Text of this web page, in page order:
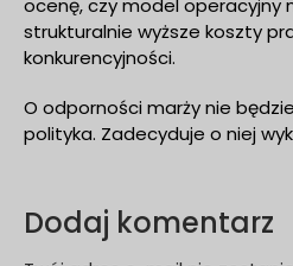
strukturalnie wyższe koszty
konkurencyjności.
O odporności marży nie
polityka. Zadecyduje o niej
Dodaj komentarz